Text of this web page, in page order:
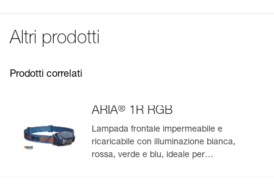
Confezione : 1
Codice : E068BA02
Colore(i) : CAMO
Altri prodotti
Prodotti correlati
ARIA® 1R RGB
Lampada frontale impermeabile e
ricaricabile con illuminazione bianca,
rossa, verde e blu, ideale per